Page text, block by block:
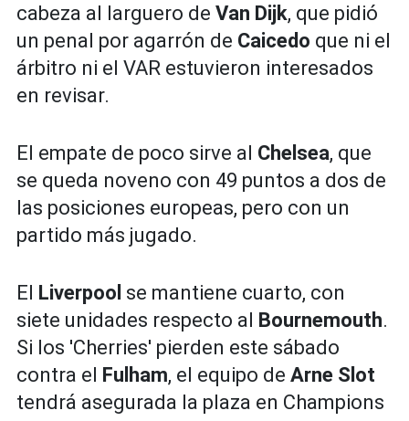
cabeza al larguero de Van Dijk, que pidió
un penal por agarrón de Caicedo que ni el
árbitro ni el VAR estuvieron interesados
en revisar.
El empate de poco sirve al Chelsea, que
se queda noveno con 49 puntos a dos de
las posiciones europeas, pero con un
partido más jugado.
El Liverpool se mantiene cuarto, con
siete unidades respecto al Bournemouth.
Si los 'Cherries' pierden este sábado
contra el Fulham, el equipo de Arne Slot
tendrá asegurada la plaza en Champions